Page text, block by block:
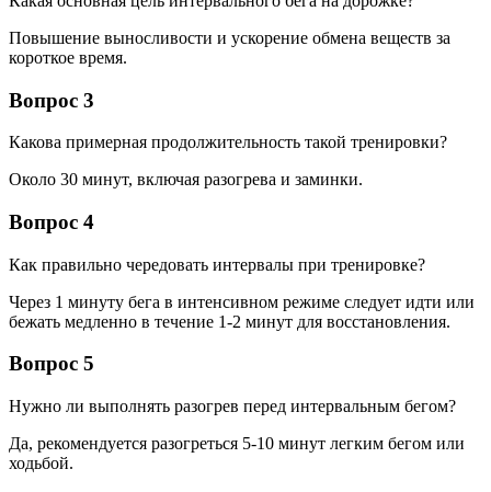
Повышение выносливости и ускорение обмена веществ за
короткое время.
Вопрос 3
Какова примерная продолжительность такой тренировки?
Около 30 минут, включая разогрева и заминки.
Вопрос 4
Как правильно чередовать интервалы при тренировке?
Через 1 минуту бега в интенсивном режиме следует идти или
бежать медленно в течение 1-2 минут для восстановления.
Вопрос 5
Нужно ли выполнять разогрев перед интервальным бегом?
Да, рекомендуется разогреться 5-10 минут легким бегом или
ходьбой.